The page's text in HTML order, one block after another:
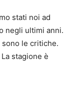
stati noi ad
negli ultimi anni.
le critiche.
stagione è